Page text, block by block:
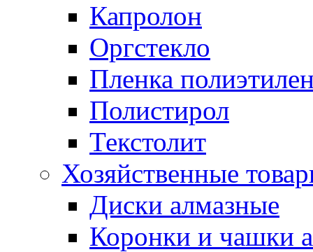
Капролон
Оргстекло
Пленка
Полистирол
Текстолит
Хозяйственные
Диски алмазные
Коронки и чашки